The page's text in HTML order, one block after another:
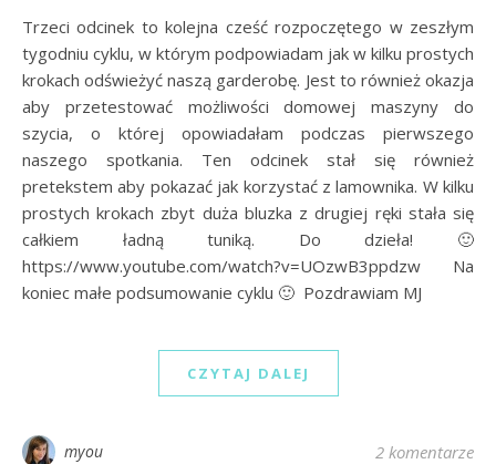
Trzeci odcinek to kolejna cześć rozpoczętego w zeszłym
tygodniu cyklu, w którym podpowiadam jak w kilku prostych
krokach odświeżyć naszą garderobę. Jest to również okazja
aby przetestować możliwości domowej maszyny do
szycia, o której opowiadałam podczas pierwszego
naszego spotkania. Ten odcinek stał się również
pretekstem aby pokazać jak korzystać z lamownika. W kilku
prostych krokach zbyt duża bluzka z drugiej ręki stała się
całkiem ładną tuniką. Do dzieła! 🙂
https://www.youtube.com/watch?v=UOzwB3ppdzw Na
koniec małe podsumowanie cyklu 🙂 Pozdrawiam MJ
CZYTAJ DALEJ
myou 2 komentarze